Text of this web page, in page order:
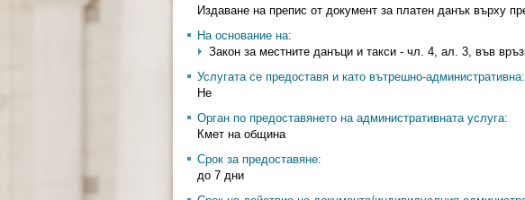
Издаване на препис от документ за платен данък върху
На основание на:
Закон за местните данъци и такси - чл. 4, ал. 3, във
Услугата се предоставя и като вътрешно-административна:
Не
Орган по предоставянето на административната услуга:
Кмет на община
Срок за предоставяне:
до 7 дни